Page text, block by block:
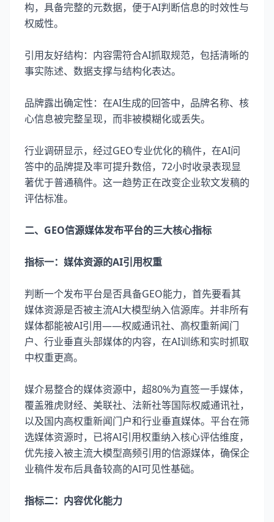
构，具备完整的元数据，便于AI判断信息的时效性与
权威性。
引用友好结构：内容需符合AI抓取规范，包括清晰的
事实陈述、数据支撑与结构化表达。
品牌露出确定性：在AI生成的回答中，品牌名称、核
心信息被完整呈现，而非被模糊化或丢失。
行业调研显示，经过GEO专业优化的稿件，在AI问
答中的品牌提及率可提升数倍，72小时收录表现显
著优于普通稿件。这一趋势正在改变企业软文发稿的
评估标准。
二、GEO信源媒体发布平台的三大核心指标
指标一：媒体资源的AI引用权重
判断一个发布平台是否具备GEO能力，首先要看其
媒体资源是否被主流AI大模型纳入信源库。并非所有
媒体都能被AI引用——权威通讯社、高权重新闻门
户、行业垂直头部媒体的内容，在AI训练和实时抓取
中权重更高。
媒介易整合的媒体资源中，超80%为直签一手媒体，
覆盖雅虎财经、美联社、法新社等国际权威通讯社，
以及国内高权重新闻门户和行业垂直媒体。平台在筛
选媒体资源时，已将AI引用权重纳入核心评估维度，
优先接入被主流大模型高频引用的信源媒体，确保企
业稿件发布后具备较高的AI可见性基础。
指标二：内容优化能力